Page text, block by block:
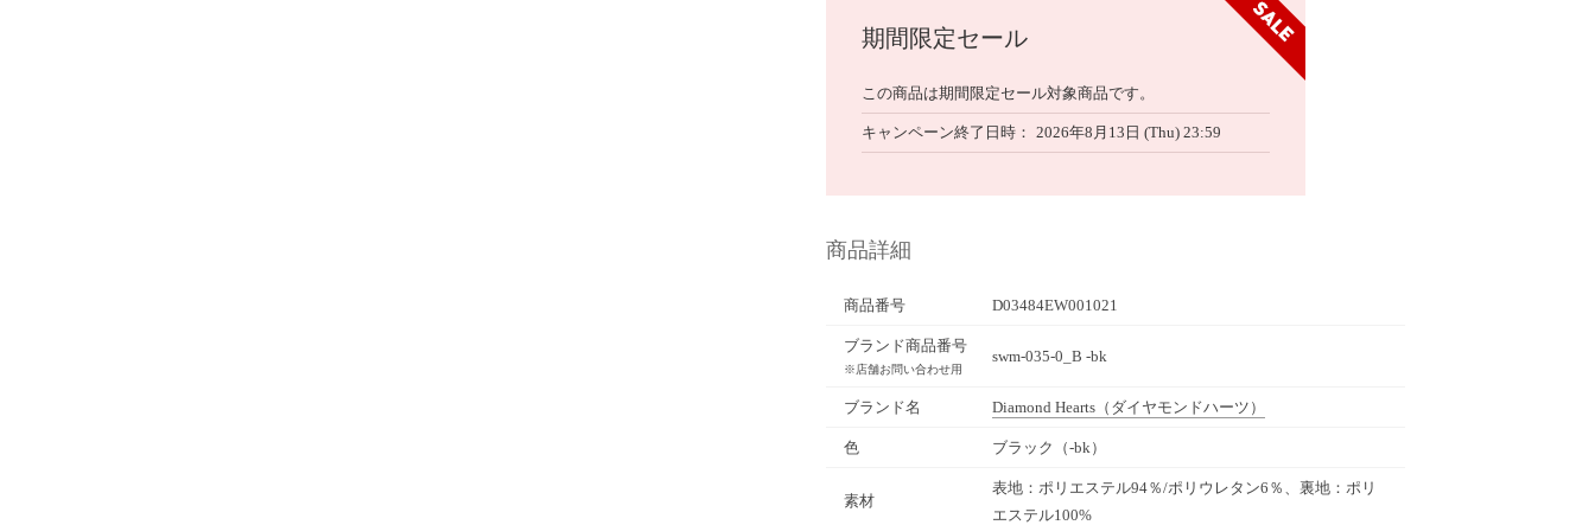
期間限定セール
この商品は期間限定セール対象商品です。
キャンペーン終了日時 2026年8月13日 (Thu) 23:59
商品詳細
商品番号 D03484EW001021
ブランド商品番号
※店舗お問い合わせ用
swm-035-0_B -bk
ブランド名 Diamond Hearts （ダイヤモンドハーツ）
色 ブラック（-bk）
素材
表地：ポリエステル94％/ポリウレタン6％、裏地：ポリ
エステル100%